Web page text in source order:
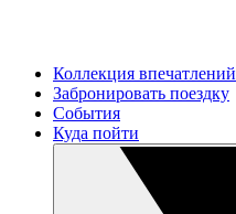
Коллекция впечатлений
Забронировать поездку
События
Куда пойти